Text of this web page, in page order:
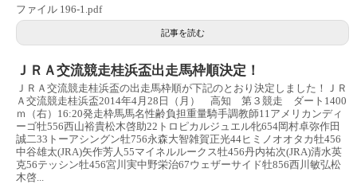
ファイル 196-1.pdf
記事を読む
ＪＲＡ交流競走桂浜盃出走馬枠順決定！
ＪＲＡ交流競走桂浜盃の出走馬枠順が下記のとおり決定しました！ＪＲ
Ａ交流競走桂浜盃2014年4月28日（月） 高知 第３競走 ダート1400
ｍ（右）16:20発走枠馬馬名性齢負担重量騎手調教師11アメリカンディ
ーゴ牡556西山裕貴松木啓助22トロピカルジュエル牝654岡村卓弥作田
誠二33トーアシングン牡756永森大智雑賀正光44ヒミノオオタカ牡456
中谷雄太(JRA)矢作芳人55マイネルルークス牡456丹内祐次(JRA)清水英
克56テッシン牡456宮川実中野栄治67ウェザーサイド牡856西川敏弘松
木啓...